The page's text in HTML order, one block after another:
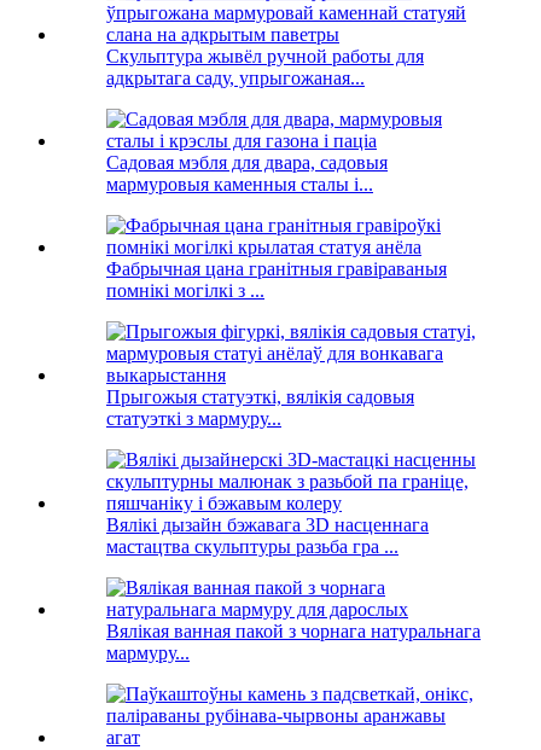
Скульптура жывёл ручной работы для
адкрытага саду, упрыгожаная...
Садовая мэбля для двара, садовыя
мармуровыя каменныя сталы і...
Фабрычная цана гранітныя гравіраваныя
помнікі могілкі з ...
Прыгожыя статуэткі, вялікія садовыя
статуэткі з мармуру...
Вялікі дызайн бэжавага 3D насценнага
мастацтва скульптуры разьба гра ...
Вялікая ванная пакой з чорнага натуральнага
мармуру...